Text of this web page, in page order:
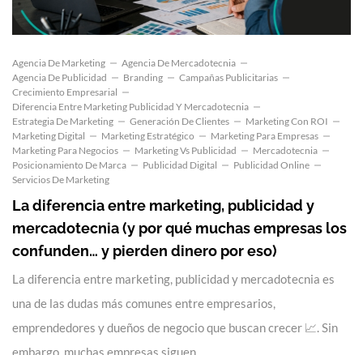
Agencia De Marketing
Agencia De Mercadotecnia
Agencia De Publicidad
Branding
Campañas Publicitarias
Crecimiento Empresarial
Diferencia Entre Marketing Publicidad Y Mercadotecnia
Estrategia De Marketing
Generación De Clientes
Marketing Con ROI
Marketing Digital
Marketing Estratégico
Marketing Para Empresas
Marketing Para Negocios
Marketing Vs Publicidad
Mercadotecnia
Posicionamiento De Marca
Publicidad Digital
Publicidad Online
Servicios De Marketing
La diferencia entre marketing, publicidad y
mercadotecnia (y por qué muchas empresas los
confunden… y pierden dinero por eso)
La diferencia entre marketing, publicidad y mercadotecnia es
una de las dudas más comunes entre empresarios,
emprendedores y dueños de negocio que buscan crecer 📈. Sin
embargo, muchas empresas siguen…